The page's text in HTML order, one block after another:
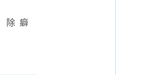
除 癖